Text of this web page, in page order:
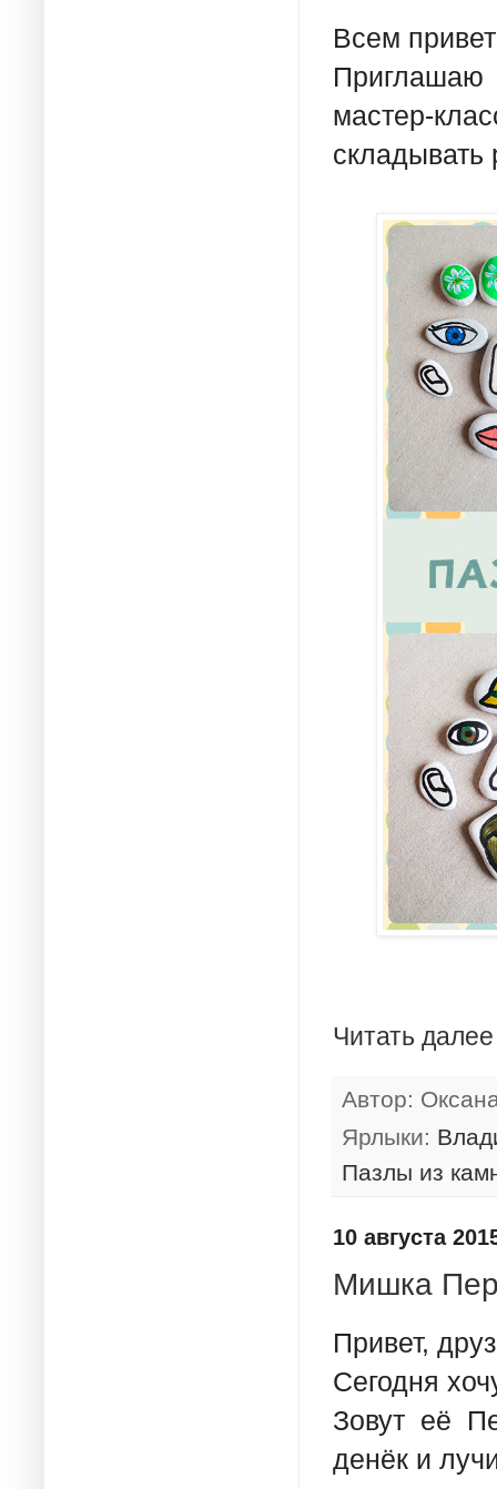
Всем
Приглашаю
мастер-
Читать
Автор:
Ярлыки:
Пазлы из
10 августа
Мишка
Привет,
Сегодня
Зовут её
денёк и